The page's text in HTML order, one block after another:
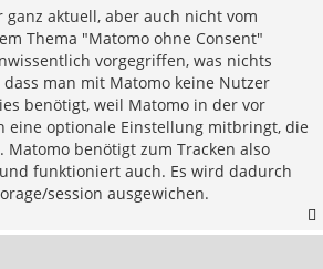
ganz aktuell, aber auch nicht vom
Thema "Matomo ohne Consent"
vorgegriffen, was nichts
man mit Matomo keine Nutzer
benötigt, weil Matomo in der vor
eine optionale Einstellung mitbringt, die
Matomo benötigt zum Tracken also
funktioniert auch. Es wird dadurch
session ausgewichen.